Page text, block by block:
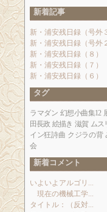
新着記事
新・浦安残日録（号外
新・浦安残日録（号外
新・浦安残日録（８）
新・浦安残日録（７）
新・浦安残日録（６）
タグ
ラマダン 幻想小曲集12
田長政 絵描き 滋賀 ムス
イン狂詩曲 クジラの背
会
新着コメント
いよいよアルゴリ...
現在の機械工学...
タイトル：（反対...